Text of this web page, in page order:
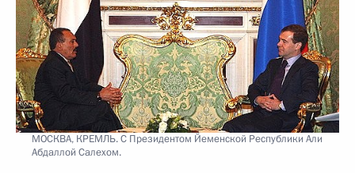
МОСКВА, КРЕМЛЬ. С Президентом Йеменской Республики Али
Абдаллой Салехом.